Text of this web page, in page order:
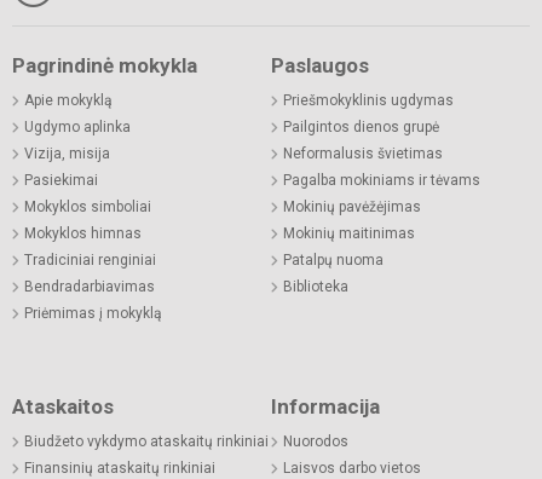
Pagrindinė mokykla
Apie mokyklą
Ugdymo aplinka
Vizija, misija
Pasiekimai
Mokyklos simboliai
Mokyklos himnas
Tradiciniai renginiai
Bendradarbiavimas
Priėmimas į mokyklą
Paslaugos
Priešmokyklinis ugdymas
Pailgintos dienos grupė
Neformalusis švietimas
Pagalba mokiniams ir tėvams
Mokinių pavėžėjimas
Mokinių maitinimas
Patalpų nuoma
Biblioteka
Ataskaitos
Biudžeto vykdymo ataskaitų rinkiniai
Finansinių ataskaitų rinkiniai
Informacija
Nuorodos
Laisvos darbo vietos